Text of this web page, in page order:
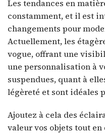
Les tendances en
constamment, et il est
changements pour
Actuellement, les
vogue, offrant une
une personnalisation à
suspendues, quant à
légèreté et sont idéales
Ajoutez à cela des
valeur vos objets tout